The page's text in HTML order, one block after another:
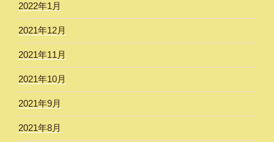
2022年1月
2021年12月
2021年11月
2021年10月
2021年9月
2021年8月